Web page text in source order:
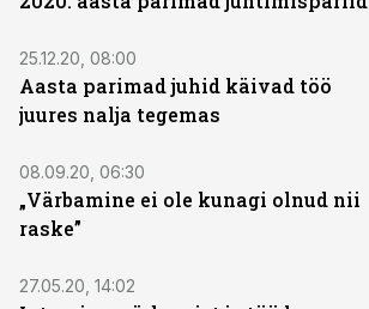
25.12.20, 08:00
Aasta parimad juhid käivad töö
juures nalja tegemas
08.09.20, 06:30
„Värbamine ei ole kunagi olnud nii
raske”
27.05.20, 14:02